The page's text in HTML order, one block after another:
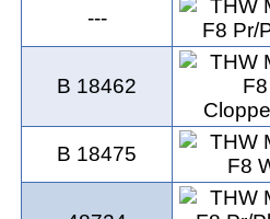
---
B 18462
B 18475